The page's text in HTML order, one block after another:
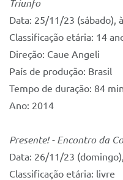
Triunfo
Data: 25/11/23 (sábado),
Classificação etária: 14
Direção: Caue Angeli
País de produção: Brasil
Tempo de duração: 84
Ano: 2014
Presente! - Encontro da
Data: 26/11/23
Classificação etária: livre